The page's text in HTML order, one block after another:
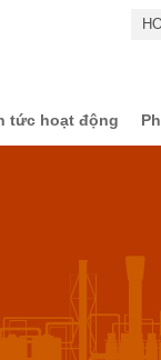
tức hoạt động